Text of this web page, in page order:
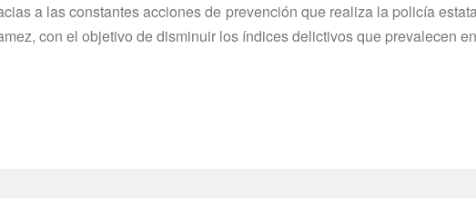
a las constantes acciones de prevención que realiza la policí­a
con el objetivo de disminuir los í­ndices delictivos que prevalecen